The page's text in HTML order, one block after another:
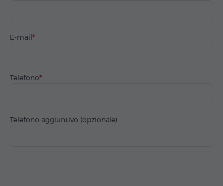
E-mail
Telefono
Telefono aggiuntivo (opzionale)